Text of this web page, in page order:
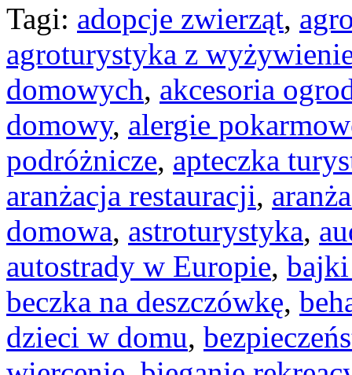
Tagi: adopcje zwierząt,
agroturystyka z
domowych, akcesoria
domowy, alergie
podróżnicze, apteczka
aranżacja restauracji,
domowa, astroturystyka,
autostrady w Europie,
beczka na deszczówkę,
dzieci w domu,